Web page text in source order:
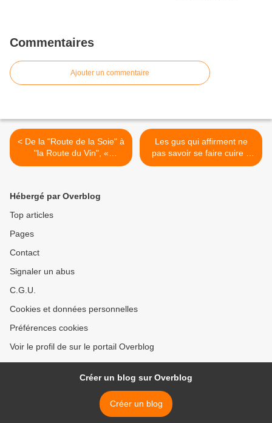
Commentaires
Ajouter un commentaire
< De la "Route de la Soie" à
"la Route du Vin", «
L’itinéraire ferroviaire reliant
sur le marché. »
Les gus qui affirment ne
pas savoir se faire cuire 1
œuf sont clients de
Hébergé par Overblog
Top articles
Pages
Contact
Signaler un abus
C.G.U.
Cookies et données personnelles
Préférences cookies
Voir le profil de sur le portail Overblog
Créer un blog sur Overblog
Créer un blog